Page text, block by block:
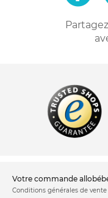
votre commande
Conditions générales de vente